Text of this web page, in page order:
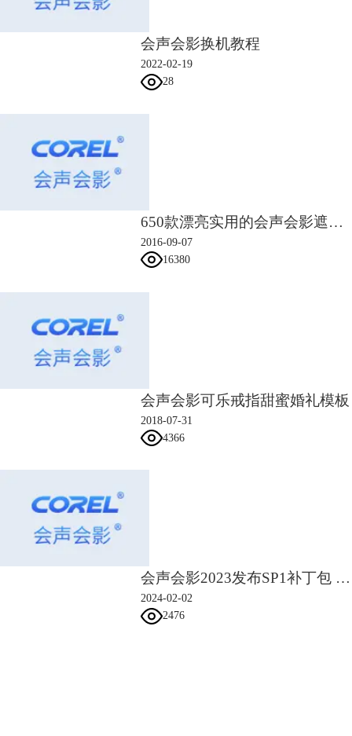
会声会影换机教程
2022-02-19
28
650款漂亮实用的会声会影遮罩素材
2016-09-07
16380
会声会影可乐戒指甜蜜婚礼模板
2018-07-31
4366
会声会影2023发布SP1补丁包 Mac也能用会声会影了
2024-02-02
2476